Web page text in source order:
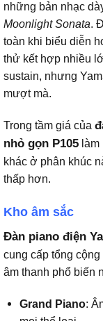
những bản nhạc
Moonlight Sonata.
toàn khi biểu diễn
thử kết hợp nhiều
sustain, nhưng
mượt mà.
Trong tầm giá của
nhỏ gọn P105
khác ở phân khúc
thấp hơn.
Kho âm sắc
Đàn piano điện
cung cấp tổng cộng
âm thanh phổ biến
Grand Piano: